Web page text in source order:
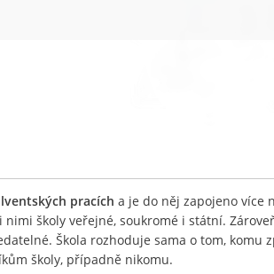
pracích a je do něj zapojeno více
školy veřejné, soukromé i státní.
Škola rozhoduje sama o tom, komu
školy, případně nikomu.